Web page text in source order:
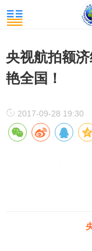
央视航拍额
艳全国！
2017-09-28 19:30